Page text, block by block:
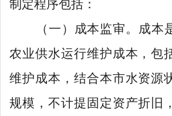
制定程序包括：
（一）
成本监审。 成本
农业供水运行维护成本，包
维护成本 ， 结合本市水资源
规模，不计提固定资产折旧